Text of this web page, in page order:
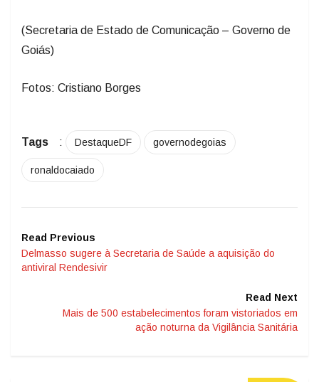
(Secretaria de Estado de Comunicação – Governo de
Goiás)
Fotos: Cristiano Borges
Tags : DestaqueDF governodegoias
ronaldocaiado
Read Previous
Delmasso sugere à Secretaria de Saúde a aquisição do
antiviral Rendesivir
Read Next
Mais de 500 estabelecimentos foram vistoriados em
ação noturna da Vigilância Sanitária